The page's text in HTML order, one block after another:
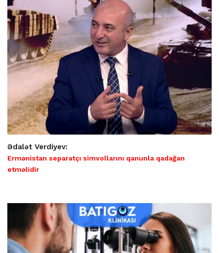
Ədalət Verdiyev:
Ermənistan separatçı simvollarını qanunla qadağan
etməlidir